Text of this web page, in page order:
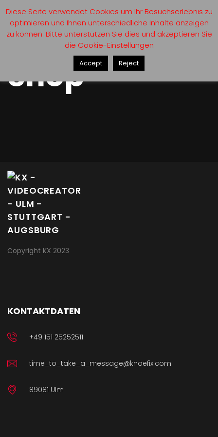
Shop
Copyright KX 2023
KONTAKTDATEN
+49 151 25252511
time_to_take_a_message@knoefix.com
89081 Ulm
Diese Seite verwendet Cookies um Ihr Besuchserlebnis zu
optimieren und Ihnen unterschiedliche Inhalte anzeigen
zu können. Bitte unterstützen Sie dies und akzeptieren Sie
die Cookie-Einstellungen
Accept Reject